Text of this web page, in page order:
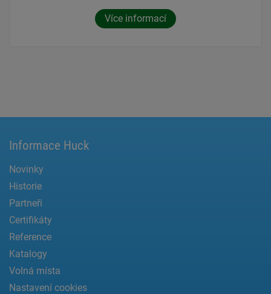
Více informací
Informace Huck
Novinky
Historie
Partneři
Certifikáty
Reference
Katalogy
Volná místa
Nastavení cookies